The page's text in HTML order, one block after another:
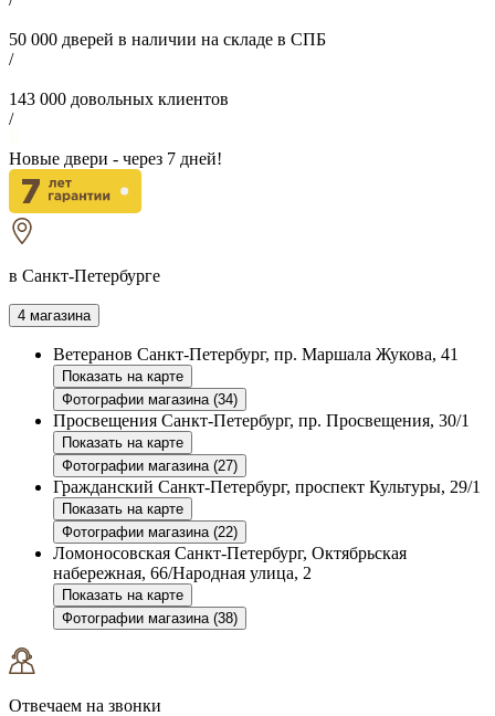
50 000 дверей в наличии на складе в СПБ
/
143 000 довольных клиентов
/
Новые двери - через 7 дней!
в Санкт-Петербурге
4 магазина
Ветеранов Санкт-Петербург, пр. Маршала Жукова, 41
Показать на карте
Фотографии магазина (34)
Просвещения Санкт-Петербург, пр. Просвещения, 30/1
Показать на карте
Фотографии магазина (27)
Гражданский Санкт-Петербург, проспект Культуры, 29/1
Показать на карте
Фотографии магазина (22)
Ломоносовская Санкт-Петербург, Октябрьская
набережная, 66/Народная улица, 2
Показать на карте
Фотографии магазина (38)
Отвечаем на звонки